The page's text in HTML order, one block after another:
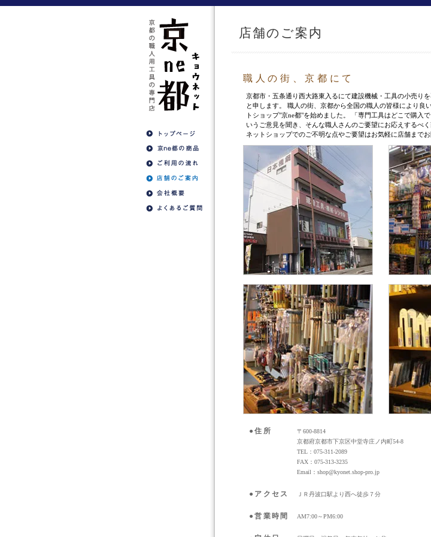
店舗のご案内
職人の街、京都にて
京都市・五条通り西大路東入るにて建設機械・工具の小売り
と申します。 職人の街、京都から全国の職人の皆様により良
トショップ"京ne都"を始めました。 「専門工具はどこで購入
いうご意見を聞き、そんな職人さんのご要望にお応えするべく
ネットショップでのご不明な点やご要望はお気軽に店舗までお
●住所
〒600-8814
京都府京都市下京区中堂寺庄ノ内町54-8
TEL：075-311-2089
FAX：075-313-3235
Email：shop@kyonet.shop-pro.jp
●アクセス ＪＲ丹波口駅より西へ徒歩７分
●営業時間 AM7:00～PM6:00